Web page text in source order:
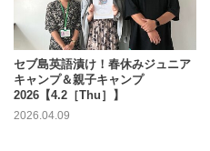
セブ島英語漬け！春休みジュニア
キャンプ＆親子キャンプ
2026【4.2［Thu］】
2026.04.09